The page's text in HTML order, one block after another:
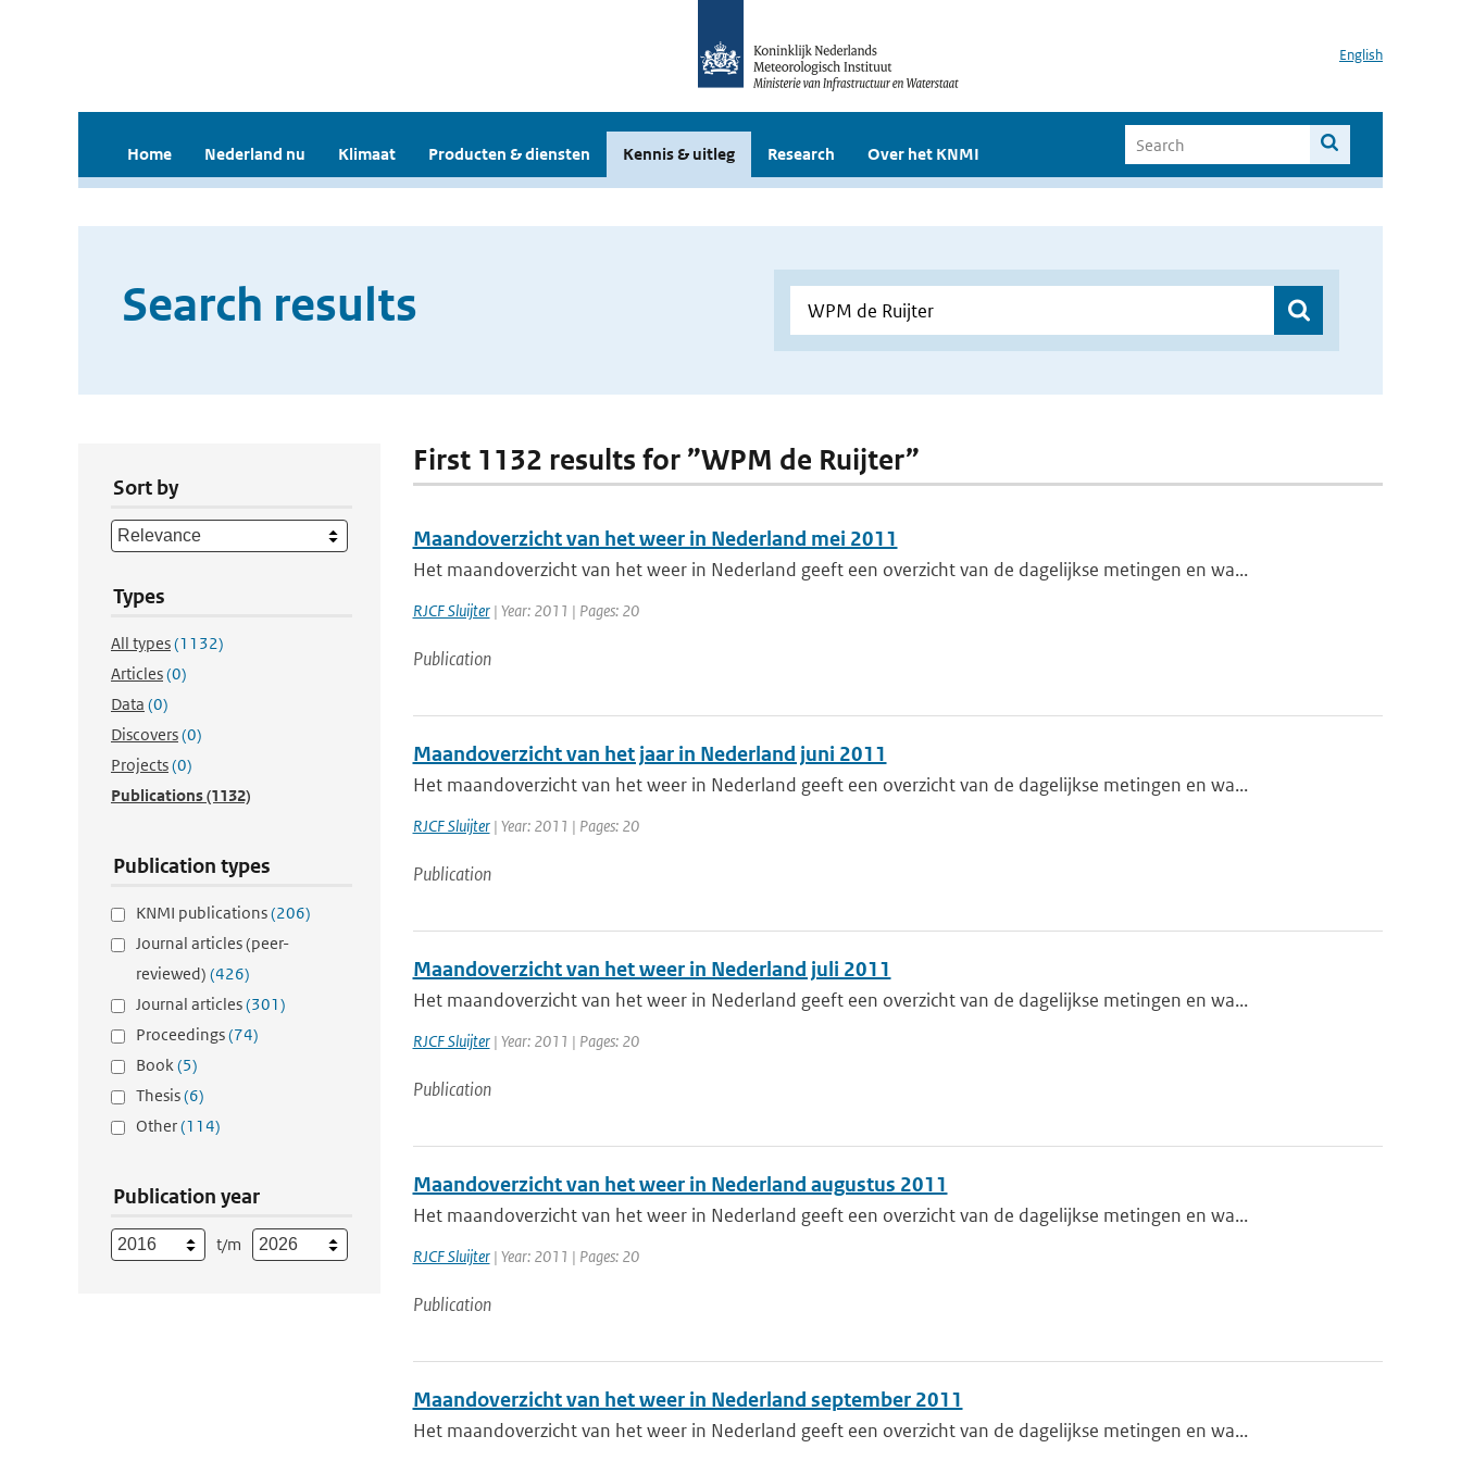
English
Home Nederland nu Klimaat Producten & diensten Kennis & uitleg Research Over het KNMI
Search results
Sort by
Types
All types(1132)
Articles(0)
Data (0)
Discovers(0)
Projects(0)
Publications(1132)
Publication types
KNMI publications(206)
Journal articles (peer-
reviewed) (426)
Journal articles(301)
Proceedings(74)
Book(5)
Thesis(6)
Other(114)
Publication year
t/m
First 1132 results for ”WPM de Ruijter”
Maandoverzicht van het weer in Nederland mei 2011
Het maandoverzicht van het weer in Nederland geeft een overzicht van de dagelijkse metingen en wa...
RJCF Sluijter| Year: 2011 | Pages: 20
Publication
Maandoverzicht van het jaar in Nederland juni 2011
Het maandoverzicht van het weer in Nederland geeft een overzicht van de dagelijkse metingen en wa...
RJCF Sluijter| Year: 2011 | Pages: 20
Publication
Maandoverzicht van het weer in Nederland juli 2011
Het maandoverzicht van het weer in Nederland geeft een overzicht van de dagelijkse metingen en wa...
RJCF Sluijter| Year: 2011 | Pages: 20
Publication
Maandoverzicht van het weer in Nederland augustus 2011
Het maandoverzicht van het weer in Nederland geeft een overzicht van de dagelijkse metingen en wa...
RJCF Sluijter| Year: 2011 | Pages: 20
Publication
Maandoverzicht van het weer in Nederland september 2011
Het maandoverzicht van het weer in Nederland geeft een overzicht van de dagelijkse metingen en wa...